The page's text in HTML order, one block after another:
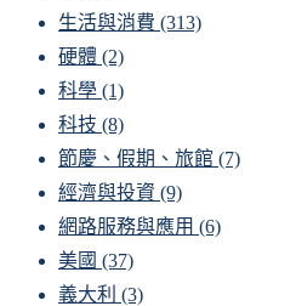
生活與消費 (313)
硬體 (2)
科學 (1)
科技 (8)
節慶、假期、旅館 (7)
經濟與投資 (9)
網路服務與應用 (6)
美國 (37)
義大利 (3)